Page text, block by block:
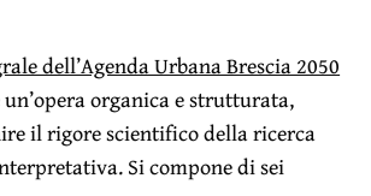
dell’Agenda Urbana Brescia 2050
organica e strutturata,
il rigore scientifico della ricerca
Si compone di sei